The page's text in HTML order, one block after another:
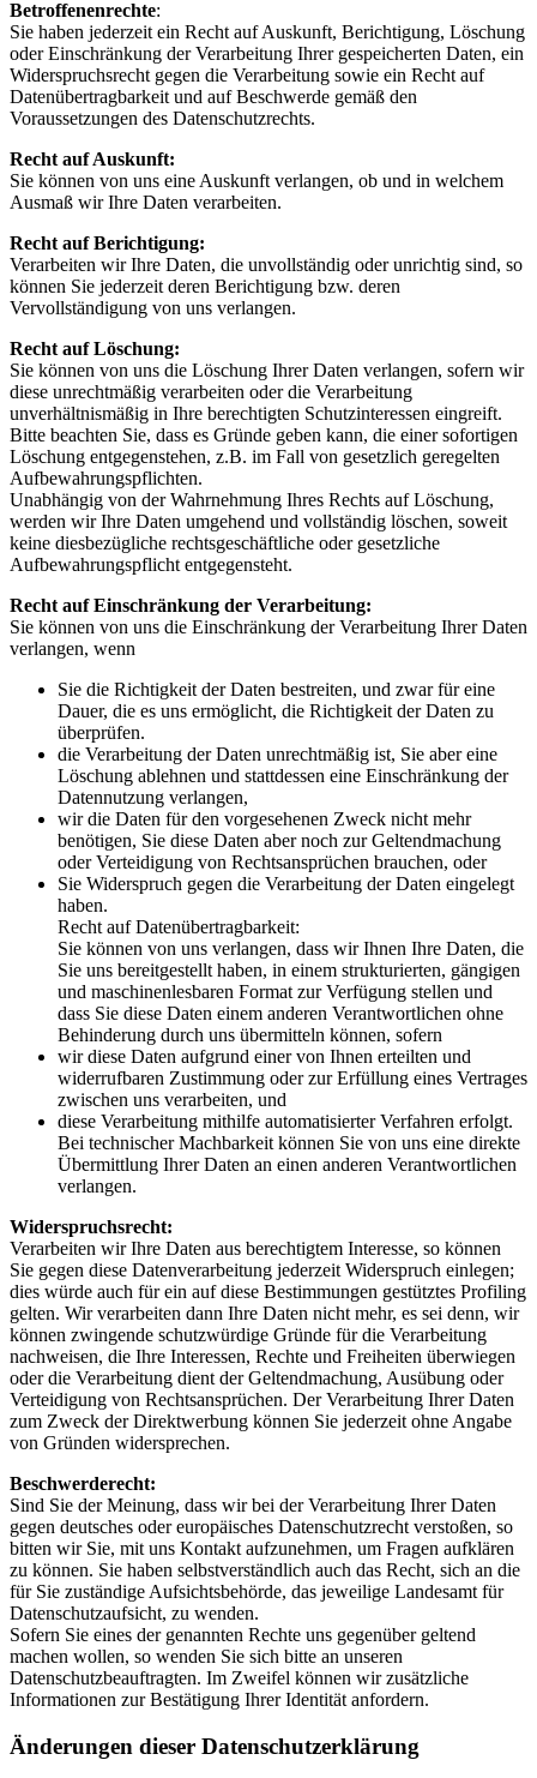
Betroffenenrechte:
Sie haben jederzeit ein Recht auf Auskunft, Berichtigung, Löschung
oder Einschränkung der Verarbeitung Ihrer gespeicherten Daten, ein
Widerspruchsrecht gegen die Verarbeitung sowie ein Recht auf
Datenübertragbarkeit und auf Beschwerde gemäß den
Voraussetzungen des Datenschutzrechts.
Recht auf Auskunft:
Sie können von uns eine Auskunft verlangen, ob und in welchem
Ausmaß wir Ihre Daten verarbeiten.
Recht auf Berichtigung:
Verarbeiten wir Ihre Daten, die unvollständig oder unrichtig sind, so
können Sie jederzeit deren Berichtigung bzw. deren
Vervollständigung von uns verlangen.
Recht auf Löschung:
Sie können von uns die Löschung Ihrer Daten verlangen, sofern wir
diese unrechtmäßig verarbeiten oder die Verarbeitung
unverhältnismäßig in Ihre berechtigten Schutzinteressen eingreift.
Bitte beachten Sie, dass es Gründe geben kann, die einer sofortigen
Löschung entgegenstehen, z.B. im Fall von gesetzlich geregelten
Aufbewahrungspflichten.
Unabhängig von der Wahrnehmung Ihres Rechts auf Löschung,
werden wir Ihre Daten umgehend und vollständig löschen, soweit
keine diesbezügliche rechtsgeschäftliche oder gesetzliche
Aufbewahrungspflicht entgegensteht.
Recht auf Einschränkung der Verarbeitung:
Sie können von uns die Einschränkung der Verarbeitung Ihrer Daten
verlangen, wenn
Sie die Richtigkeit der Daten bestreiten, und zwar für eine
Dauer, die es uns ermöglicht, die Richtigkeit der Daten zu
überprüfen.
die Verarbeitung der Daten unrechtmäßig ist, Sie aber eine
Löschung ablehnen und stattdessen eine Einschränkung der
Datennutzung verlangen,
wir die Daten für den vorgesehenen Zweck nicht mehr
benötigen, Sie diese Daten aber noch zur Geltendmachung
oder Verteidigung von Rechtsansprüchen brauchen, oder
Sie Widerspruch gegen die Verarbeitung der Daten eingelegt
haben.
Recht auf Datenübertragbarkeit:
Sie können von uns verlangen, dass wir Ihnen Ihre Daten, die
Sie uns bereitgestellt haben, in einem strukturierten, gängigen
und maschinenlesbaren Format zur Verfügung stellen und
dass Sie diese Daten einem anderen Verantwortlichen ohne
Behinderung durch uns übermitteln können, sofern
wir diese Daten aufgrund einer von Ihnen erteilten und
widerrufbaren Zustimmung oder zur Erfüllung eines Vertrages
zwischen uns verarbeiten, und
diese Verarbeitung mithilfe automatisierter Verfahren erfolgt.
Bei technischer Machbarkeit können Sie von uns eine direkte
Übermittlung Ihrer Daten an einen anderen Verantwortlichen
verlangen.
Widerspruchsrecht:
Verarbeiten wir Ihre Daten aus berechtigtem Interesse, so können
Sie gegen diese Datenverarbeitung jederzeit Widerspruch einlegen;
dies würde auch für ein auf diese Bestimmungen gestütztes Profiling
gelten. Wir verarbeiten dann Ihre Daten nicht mehr, es sei denn, wir
können zwingende schutzwürdige Gründe für die Verarbeitung
nachweisen, die Ihre Interessen, Rechte und Freiheiten überwiegen
oder die Verarbeitung dient der Geltendmachung, Ausübung oder
Verteidigung von Rechtsansprüchen. Der Verarbeitung Ihrer Daten
zum Zweck der Direktwerbung können Sie jederzeit ohne Angabe
von Gründen widersprechen.
Beschwerderecht:
Sind Sie der Meinung, dass wir bei der Verarbeitung Ihrer Daten
gegen deutsches oder europäisches Datenschutzrecht verstoßen, so
bitten wir Sie, mit uns Kontakt aufzunehmen, um Fragen aufklären
zu können. Sie haben selbstverständlich auch das Recht, sich an die
für Sie zuständige Aufsichtsbehörde, das jeweilige Landesamt für
Datenschutzaufsicht, zu wenden.
Sofern Sie eines der genannten Rechte uns gegenüber geltend
machen wollen, so wenden Sie sich bitte an unseren
Datenschutzbeauftragten. Im Zweifel können wir zusätzliche
Informationen zur Bestätigung Ihrer Identität anfordern.
Änderungen dieser Datenschutzerklärung